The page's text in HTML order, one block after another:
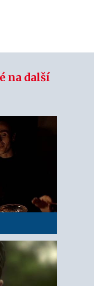
na další